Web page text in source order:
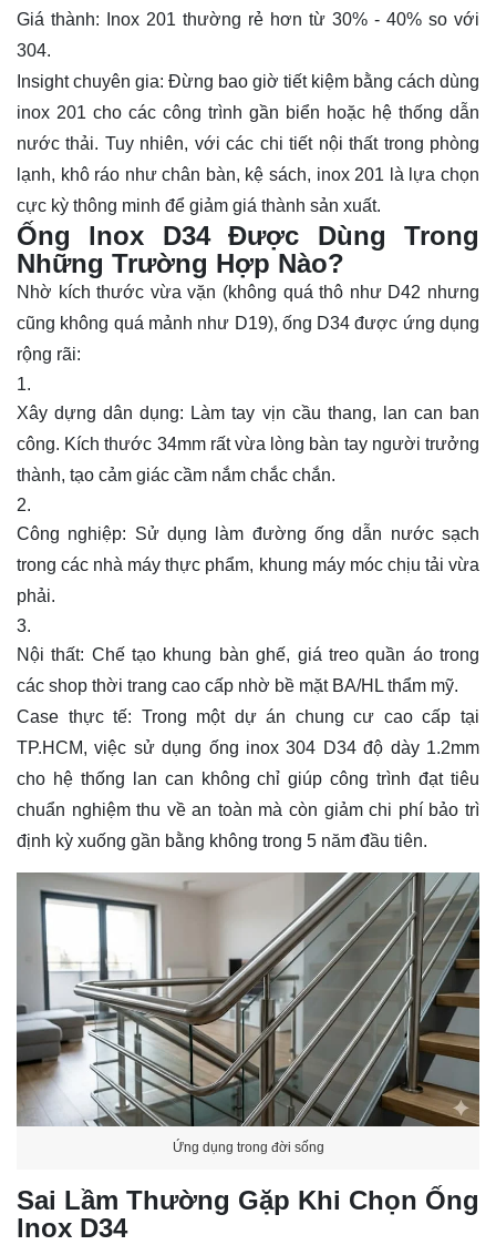
Giá thành: Inox 201 thường rẻ hơn từ 30% - 40% so với
304.
Insight chuyên gia: Đừng bao giờ tiết kiệm bằng cách dùng
inox 201 cho các công trình gần biển hoặc hệ thống dẫn
nước thải. Tuy nhiên, với các chi tiết nội thất trong phòng
lạnh, khô ráo như chân bàn, kệ sách, inox 201 là lựa chọn
cực kỳ thông minh để giảm giá thành sản xuất.
Ống lnox D34 Được Dùng Trong
Những Trường Hợp Nào?
Nhờ kích thước vừa vặn (không quá thô như D42 nhưng
cũng không quá mảnh như D19), ống D34 được ứng dụng
rộng rãi:
Xây dựng dân dụng: Làm tay vịn cầu thang, lan can ban
công. Kích thước 34mm rất vừa lòng bàn tay người trưởng
thành, tạo cảm giác cầm nắm chắc chắn.
Công nghiệp: Sử dụng làm đường ống dẫn nước sạch
trong các nhà máy thực phẩm, khung máy móc chịu tải vừa
phải.
Nội thất: Chế tạo khung bàn ghế, giá treo quần áo trong
các shop thời trang cao cấp nhờ bề mặt BA/HL thẩm mỹ.
Case thực tế: Trong một dự án chung cư cao cấp tại
TP.HCM, việc sử dụng ống inox 304 D34 độ dày 1.2mm
cho hệ thống lan can không chỉ giúp công trình đạt tiêu
chuẩn nghiệm thu về an toàn mà còn giảm chi phí bảo trì
định kỳ xuống gần bằng không trong 5 năm đầu tiên.
Ứng dụng trong đời sống
Sai Lầm Thường Gặp Khi Chọn Ống
lnox D34